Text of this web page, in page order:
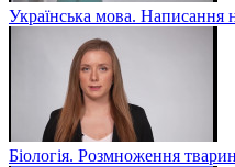
Українська мова. Написання
Біологія. Розмноження тварин